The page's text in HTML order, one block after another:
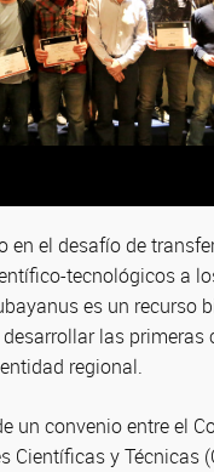
en el desafío de
tecnológicos a
es un recurso
las primeras
regional.
un convenio entre el
Científicas y Técnicas